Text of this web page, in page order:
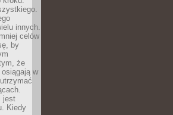
innych.
celów
by
że
w
jest
Kiedy